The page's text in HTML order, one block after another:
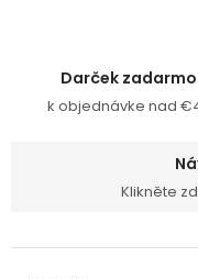
Darček zadarmo
k objednávke nad
Klikněte